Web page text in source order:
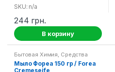
o
5
SKU: n/a
244 грн.
В корзину
Бытовая Химия, Средства
гигиены
Мыло Фореа 150 гр / Forea
Cremeseife